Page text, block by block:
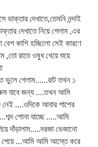
দেখাতে,তেমনি নন্দাই
দেখাতে নিয়ে গেলাম ,এর
বেশ কাশি হচ্ছিলো সেই কারণে
,তো রাতে ওষুধ খেয়ে শুয়ে
ভুলে গেলাম……রাট তখন ১
যাবে জন্য ….তখন আমি
….ওদিকে আবার পাশের
শোনা যাচ্ছে …..আমি
দাঁড়ালাম…..দরজা ভেজানো
…আমি আমি আস্তে করে